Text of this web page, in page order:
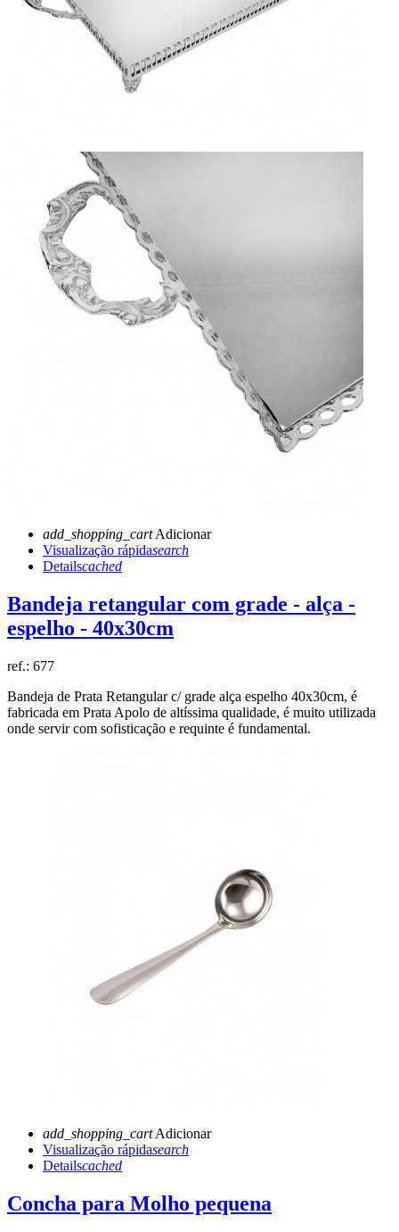
add_shopping_cartAdicionar
Visualização rápidasearch
Detailscached
Bandeja retangular com grade - alça -
espelho - 40x30cm
ref.: 677
Bandeja de Prata Retangular c/ grade alça espelho 40x30cm, é
fabricada em Prata Apolo de altíssima qualidade, é muito utilizada
onde servir com sofisticação e requinte é fundamental.
add_shopping_cartAdicionar
Visualização rápidasearch
Detailscached
Concha para Molho pequena